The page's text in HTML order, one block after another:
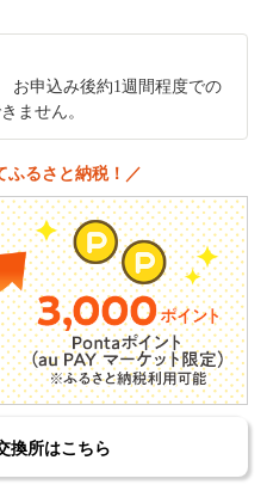
申込み後約1週間程度での
ません。
ふるさと納税！／
換所はこちら